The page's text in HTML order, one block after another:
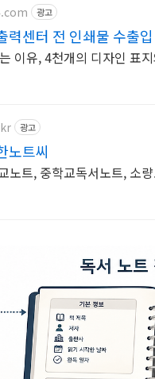
광고
력센터 전 인쇄물 수출
이유, 4천개의 디자인 표
광고
노트씨
노트, 중학교독서노트, 소